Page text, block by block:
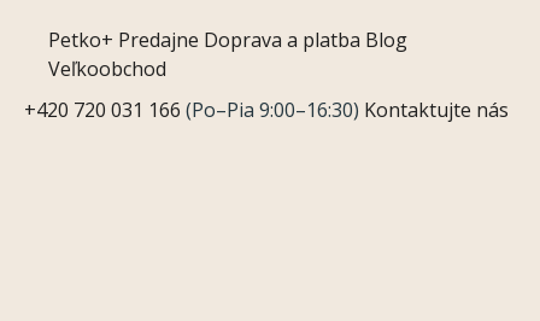
Petko+ Predajne Doprava a platba Blog
Veľkoobchod
+420 720 031 166 (Po–Pia 9:00–16:30) Kontaktujte nás